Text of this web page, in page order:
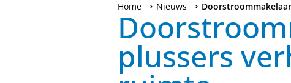
Home Nieuws
plussers